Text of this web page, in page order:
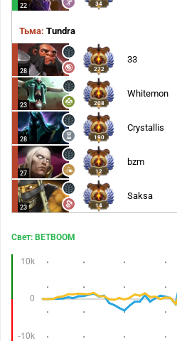
22 34
Тьма: Tundra
28 272
33
23 208
Whitemon
28 190
Crystallis
27 12
bzm
23 14
Saksa
Свет: BETBOOM